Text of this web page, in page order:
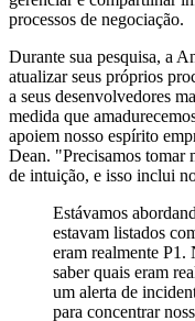
processos de negociação.
Durante sua pesquisa, a
atualizar seus próprios
a seus desenvolvedores
medida que
apoiem nosso espírito
Dean. "Precisamos tomar
de intuição, e isso inclui
Estávamos
estavam listados
eram realmente
saber quais eram
um alerta de
para concentrar